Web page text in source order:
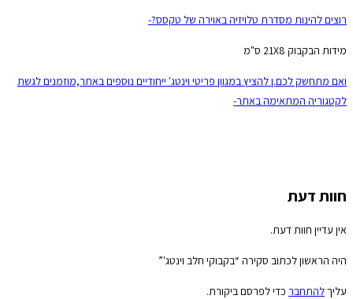
רוצים להינות מסדרת טלויזיה באוירה של טקסס?-
מידות הבקבוק 21X8 ס"מ
ואם מתחשק לכם.ן להציץ במגוון פריטי וינטג' ייחודיים נוספים באתר,מוזמנים לגשת
לקטגוריה המתאימה באתר-
חוות דעת
אין עדיין חוות דעת.
היה הראשון לכתוב סקירה “בקבוקי חלב וינטג'”
עליךלהתחבר כדי לפרסם ביקורת.